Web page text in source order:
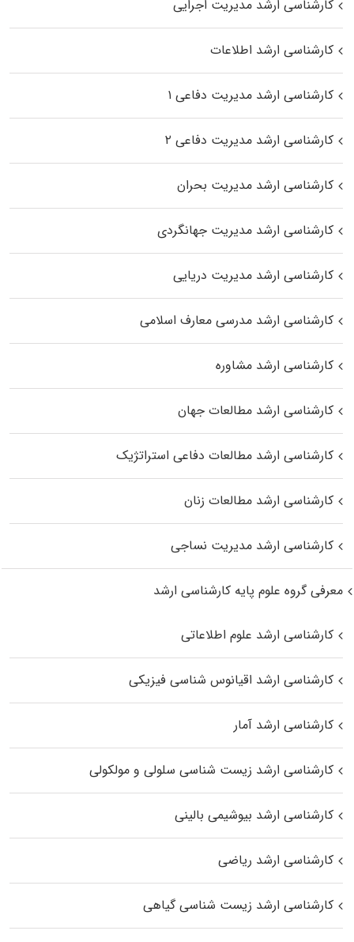
کارشناسی ارشد مدیریت اجرایی
کارشناسی ارشد اطلاعات
کارشناسی ارشد مدیریت دفاعی ۱
کارشناسی ارشد مدیریت دفاعی ۲
کارشناسی ارشد مدیریت بحران
کارشناسی ارشد مدیریت جهانگردی
کارشناسی ارشد مدیریت دریایی
کارشناسی ارشد مدرسی معارف اسلامی
کارشناسی ارشد مشاوره
کارشناسی ارشد مطالعات جهان
کارشناسی ارشد مطالعات دفاعی استراتژیک
کارشناسی ارشد مطالعات زنان
کارشناسی ارشد مدیریت نساجی
معرفی گروه علوم پایه کارشناسی ارشد
کارشناسی ارشد علوم اطلاعاتی
کارشناسی ارشد اقیانوس‌ شناسی فیزیکی
کارشناسی ارشد آمار
کارشناسی ارشد زیست شناسی سلولی و مولکولی
کارشناسی ارشد بیوشیمی بالینی
کارشناسی ارشد ریاضی
کارشناسی ارشد زیست‌ شناسی گیاهی